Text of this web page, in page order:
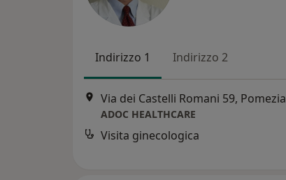
Indirizzo 1 Indirizzo 2
Via dei Castelli Romani 59, Pomezia
ADOC HEALTHCARE
Visita ginecologica